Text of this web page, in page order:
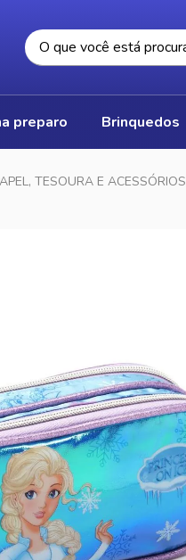
preparo brinquedos
TESOURA E ACESSÓRIOS